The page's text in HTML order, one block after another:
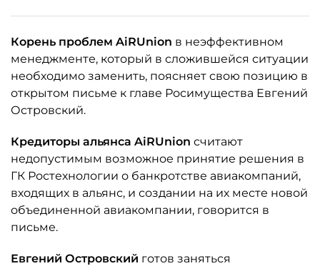
Корень проблем AiRUnion в неэффективном
менеджменте, который в сложившейся ситуации
необходимо заменить, поясняет свою позицию в
открытом письме к главе Росимущества Евгений
Островский.
Кредиторы альянса AiRUnion считают
недопустимым возможное принятие решения в
ГК Ростехнологии о банкротстве авиакомпаний,
входящих в альянс, и создании на их месте новой
объединенной авиакомпании, говорится в
письме.
Евгений Островский готов заняться